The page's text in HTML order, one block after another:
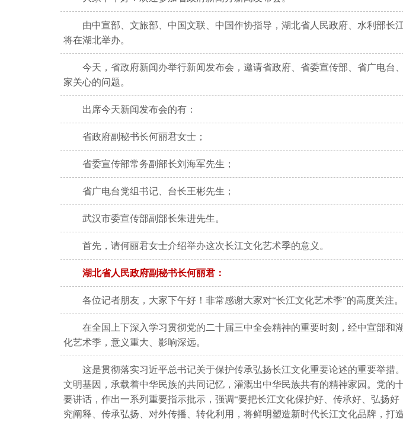
由中宣部、文旅部、中国文联、中国作协指导，湖北省人民政府、水利部
将在湖北举办。
今天，省政府新闻办举行新闻发布会，邀请省政府、省委宣传部、省广电
家关心的问题。
出席今天新闻发布会的有：
省政府副秘书长何丽君女士；
省委宣传部常务副部长刘海军先生；
省广电台党组书记、台长王彬先生；
武汉市委宣传部副部长朱进先生。
首先，请何丽君女士介绍举办这次长江文化艺术季的意义。
湖北省人民政府副秘书长何丽君：
各位记者朋友，大家下午好！非常感谢大家对“长江文化艺术季”的高度关注。
在全国上下深入学习贯彻党的二十届三中全会精神的重要时刻，经中宣部和
化艺术季，意义重大、影响深远。
这是贯彻落实习近平总书记关于保护传承弘扬长江文化重要论述的重要举
文明基因，承载着中华民族的共同记忆，灌溉出中华民族共有的精神家园。党
要讲话，作出一系列重要指示批示，强调“要把长江文化保护好、传承好、弘扬
究阐释、传承弘扬、对外传播、转化利用，将鲜明塑造新时代长江文化品牌，打